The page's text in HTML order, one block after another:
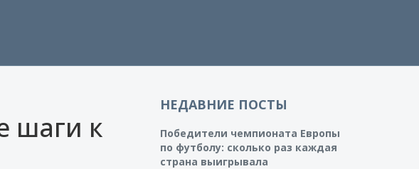
шаги к
НЕДАВНИЕ ПОСТЫ
Победители чемпионата Европы
по футболу: сколько раз каждая
страна выигрывала